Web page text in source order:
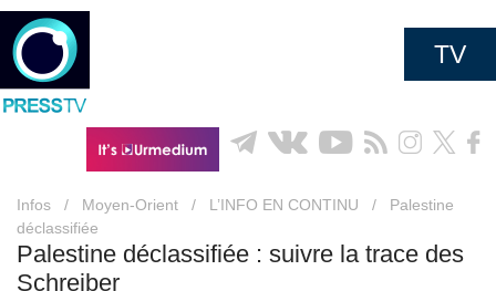
TV
Infos / Moyen-Orient / L’INFO EN CONTINU /
Palestine
déclassifiée
Palestine déclassifiée : suivre la trace des
Schreiber